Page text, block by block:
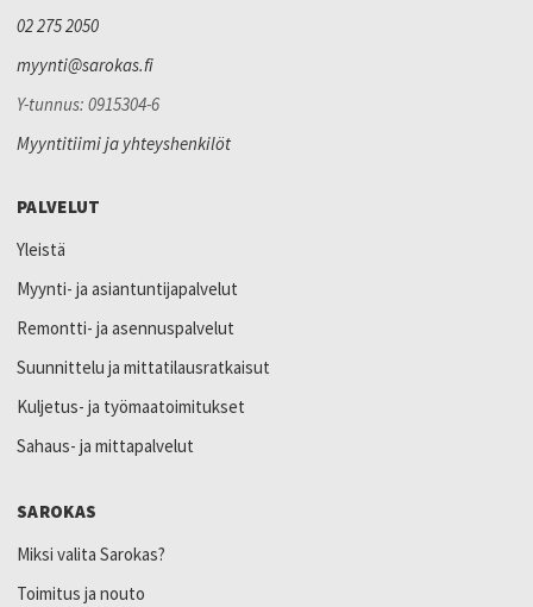
02 275 2050
myynti@sarokas.fi
Y-tunnus: 0915304-6
Myyntitiimi ja yhteyshenkilöt
PALVELUT
Yleistä
Myynti- ja asiantuntijapalvelut
Remontti- ja asennuspalvelut
Suunnittelu ja mittatilausratkaisut
Kuljetus- ja työmaatoimitukset
Sahaus- ja mittapalvelut
SAROKAS
Miksi valita Sarokas?
Toimitus ja nouto